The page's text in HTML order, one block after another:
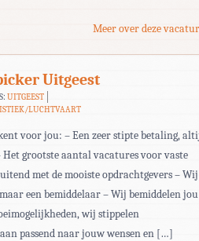
Meer over deze
Uitgeest
UITGEEST
LUCHTVAART
voor jou: – Een zeer stipte betaling,
grootste aantal vacatures voor vaste
met de mooiste opdrachtgevers – Wij
een bemiddelaar – Wij bemiddelen jou
wij stippelen
passend naar jouw wensen en […]